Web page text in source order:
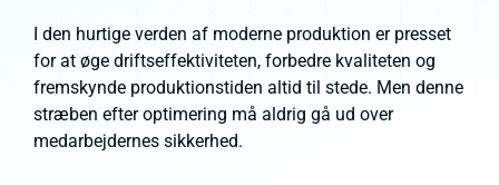
I den hurtige verden af moderne produktion er presset
for at øge driftseffektiviteten, forbedre kvaliteten og
fremskynde produktionstiden altid til stede. Men denne
stræben efter optimering må aldrig gå ud over
medarbejdernes sikkerhed.